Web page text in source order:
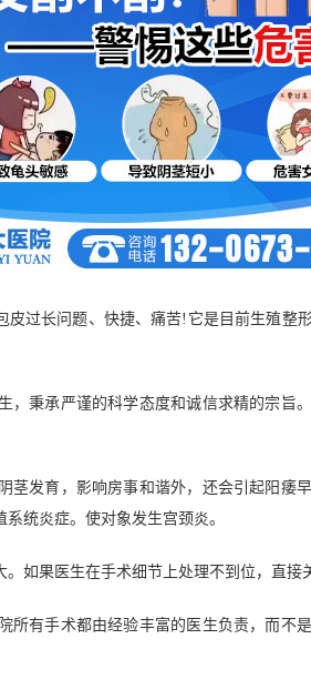
过长问题、快捷、痛苦!它是目前生殖整
秉承严谨的科学态度和诚信求精的宗旨
发育，影响房事和谐外，还会引起阳痿早
统炎症。使对象发生宫颈炎。
果医生在手术细节上处理不到位，直接
有手术都由经验丰富的医生负责，而不